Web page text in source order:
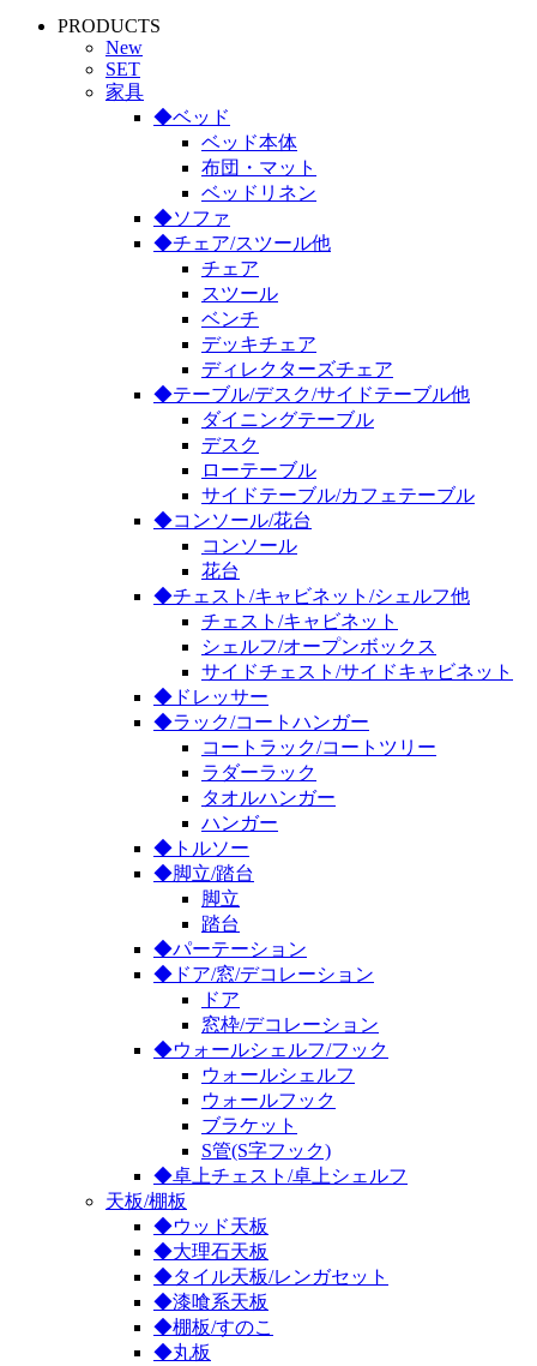
PRODUCTS
New
SET
家具
◆ベッド
ベッド本体
布団・マット
ベッドリネン
◆ソファ
◆チェア/スツール他
チェア
スツール
ベンチ
デッキチェア
ディレクターズチェア
◆テーブル/デスク/サイドテーブル他
ダイニングテーブル
デスク
ローテーブル
サイドテーブル/カフェテーブル
◆コンソール/花台
コンソール
花台
◆チェスト/キャビネット/シェルフ他
チェスト/キャビネット
シェルフ/オープンボックス
サイドチェスト/サイドキャビネット
◆ドレッサー
◆ラック/コートハンガー
コートラック/コートツリー
ラダーラック
タオルハンガー
ハンガー
◆トルソー
◆脚立/踏台
脚立
踏台
◆パーテーション
◆ドア/窓/デコレーション
ドア
窓枠/デコレーション
◆ウォールシェルフ/フック
ウォールシェルフ
ウォールフック
ブラケット
S管(S字フック)
◆卓上チェスト/卓上シェルフ
天板/棚板
◆ウッド天板
◆大理石天板
◆タイル天板/レンガセット
◆漆喰系天板
◆棚板/すのこ
◆丸板